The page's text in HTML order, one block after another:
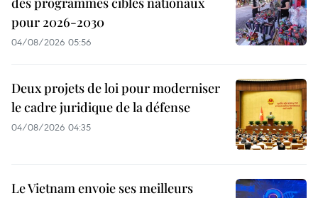
pour 2026-2030
04/08/2026 05:56
Deux projets de loi pour moderniser
le cadre juridique de la défense
04/08/2026 04:35
Le Vietnam envoie ses meilleurs